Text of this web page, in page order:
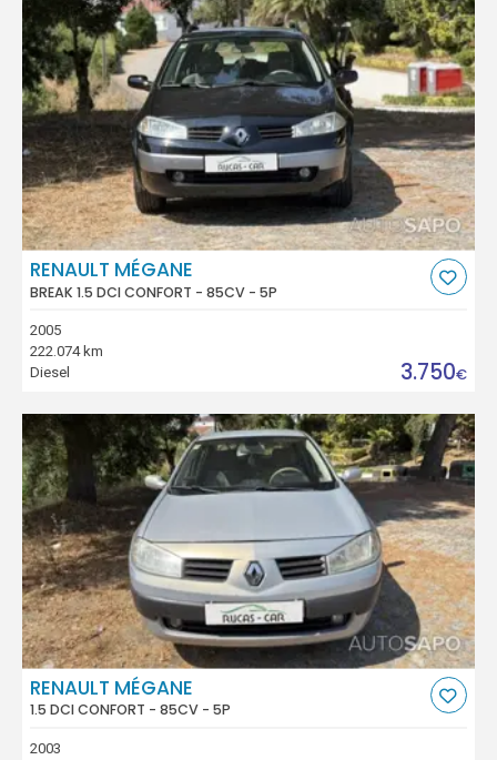
RENAULT MÉGANE
BREAK 1.5 DCI CONFORT - 85CV - 5P
2005
222.074 km
Diesel
3.750€
RENAULT MÉGANE
1.5 DCI CONFORT - 85CV - 5P
2003